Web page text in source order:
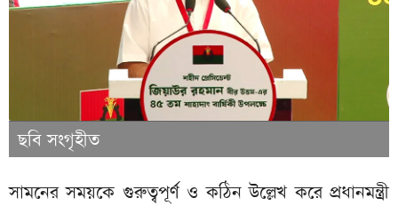
ছবি সংগৃহীত
সামনের সময়কে গুরুত্বপূর্ণ ও কঠিন উল্লেখ করে প্রধানমন্ত্রী